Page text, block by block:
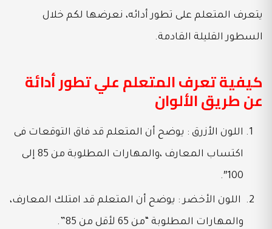
يتعرف المتعلم على تطور أدائه، نعرضها لكم خلال
السطور القليلة القادمة.
كيفية تعرف المتعلم علي تطور أدائة
عن طريق الألوان
اللون الأزرق : يوضح أن المتعلم قد فاق التوقعات فى
اكتساب المعارف ،والمهارات المطلوبة من 85 إلى
100″.
اللون الأخضر : يوضح أن المتعلم قد امتلك المعارف،
والمهارات المطلوبة “من 65 لأقل من 85”.